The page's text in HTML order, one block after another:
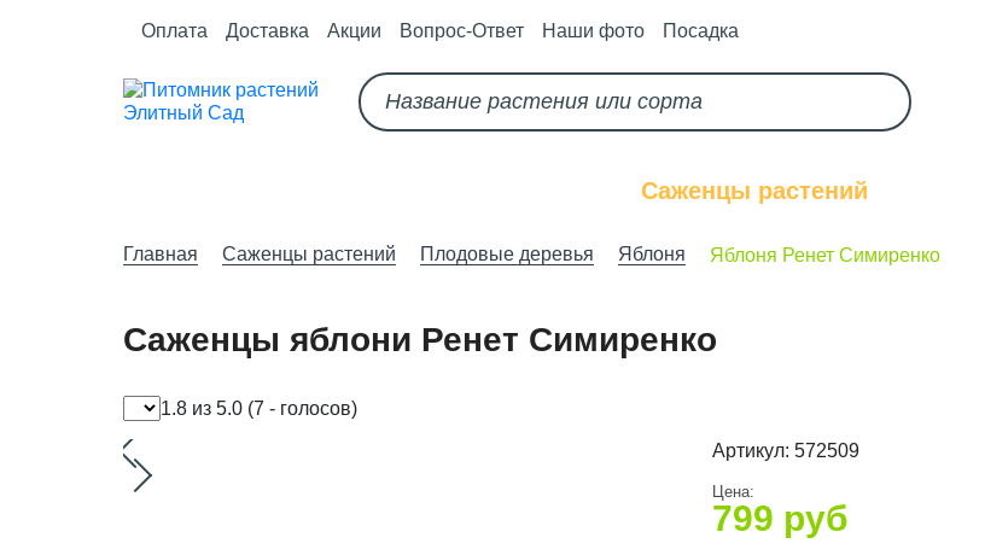
Оплата Доставка Акции Вопрос-Ответ Наши фото Посадка
Саженцы растений
Главная Саженцы растений Плодовые деревья Яблоня Яблоня Ренет Симиренко
Саженцы яблони Ренет Симиренко
1.8 из 5.0 (7 - голосов)
Артикул: 572509
Цена:
799 руб